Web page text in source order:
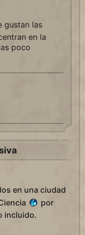
gustan las
en la
poco
en una ciudad
por
incluido.